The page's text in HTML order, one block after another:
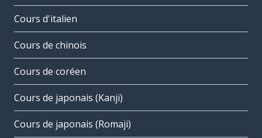
Cours d'italien
Cours de chinois
Cours de coréen
Cours de japonais (Kanji)
Cours de japonais (Romaji)